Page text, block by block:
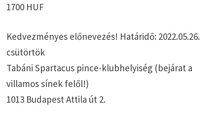
1700 HUF
Kedvezményes előnevezés! Határidő: 2022.05.26.
csütörtök
Tabáni Spartacus pince-klubhelyiség (bejárat a
villamos sínek felől!)
1013 Budapest Attila út 2.